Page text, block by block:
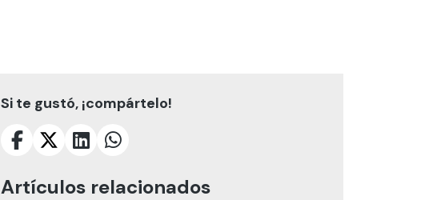
Si te gustó, ¡compártelo!
Artículos relacionados